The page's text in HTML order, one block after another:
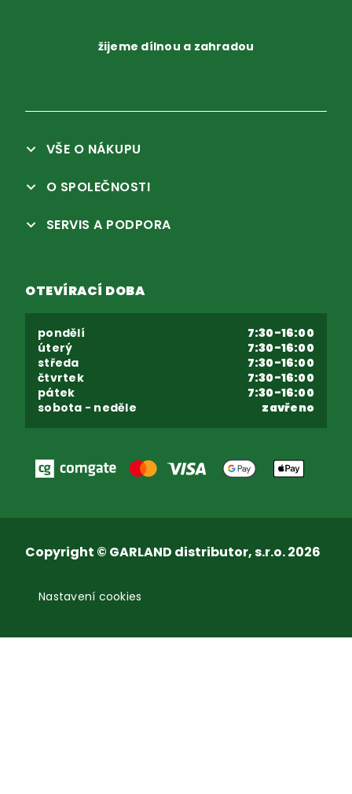
žijeme dílnou a zahradou
VŠE O NÁKUPU
O SPOLEČNOSTI
SERVIS A PODPORA
OTEVÍRACÍ DOBA
pondělí
7:30-16:00
úterý
7:30-16:00
středa
7:30-16:00
čtvrtek
7:30-16:00
pátek
7:30-16:00
sobota - neděle
zavřeno
Copyright © GARLAND distributor, s.r.o. 2026
Nastavení cookies